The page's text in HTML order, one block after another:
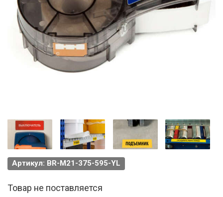
Артикул: BR-M21-375-595-YL
Товар не поставляется